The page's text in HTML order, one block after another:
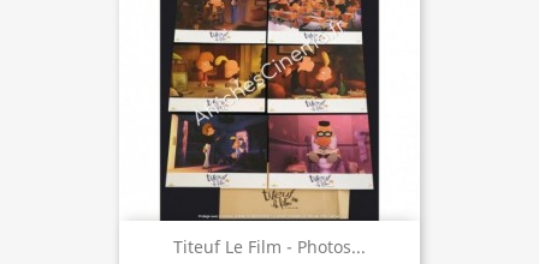
Titeuf Le Film - Photos...